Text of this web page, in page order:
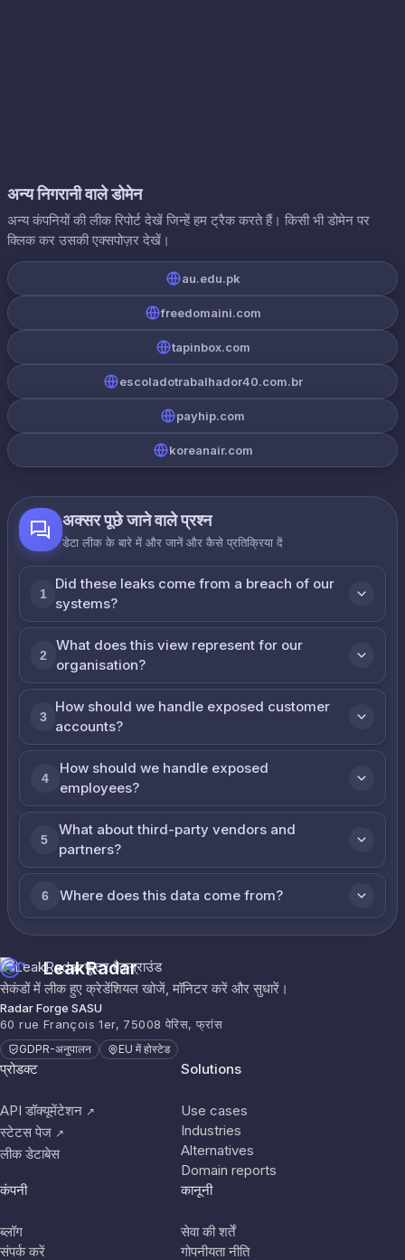
अन्य निगरानी वाले डोमेन
अन्य कंपनियों की लीक रिपोर्ट देखें जिन्हें हम ट्रैक करते हैं। किसी भी डोमेन पर
क्लिक कर उसकी एक्सपोज़र देखें।
au.edu.pk
freedomaini.com
tapinbox.com
escoladotrabalhador40.com.br
payhip.com
koreanair.com
अक्सर पूछे जाने वाले प्रश्न
डेटा लीक के बारे में और जानें और कैसे प्रतिक्रिया दें
1
Did these leaks come from a breach of our
systems?
2
What does this view represent for our
organisation?
3
How should we handle exposed customer
accounts?
4
How should we handle exposed
employees?
5
What about third-party vendors and
partners?
6 Where does this data come from?
LeakRadar
सेकंडों में लीक हुए क्रेडेंशियल खोजें, मॉनिटर करें और सुधारें।
Radar Forge SASU
60 rue François 1er, 75008 पेरिस, फ्रांस
GDPR-अनुपालन EU में होस्टेड
प्रोडक्ट
API डॉक्यूमेंटेशन ↗
स्टेटस पेज ↗
लीक डेटाबेस
Solutions
Use cases
Industries
Alternatives
Domain reports
कंपनी
ब्लॉग
संपर्क करें
कानूनी
सेवा की शर्तें
गोपनीयता नीति